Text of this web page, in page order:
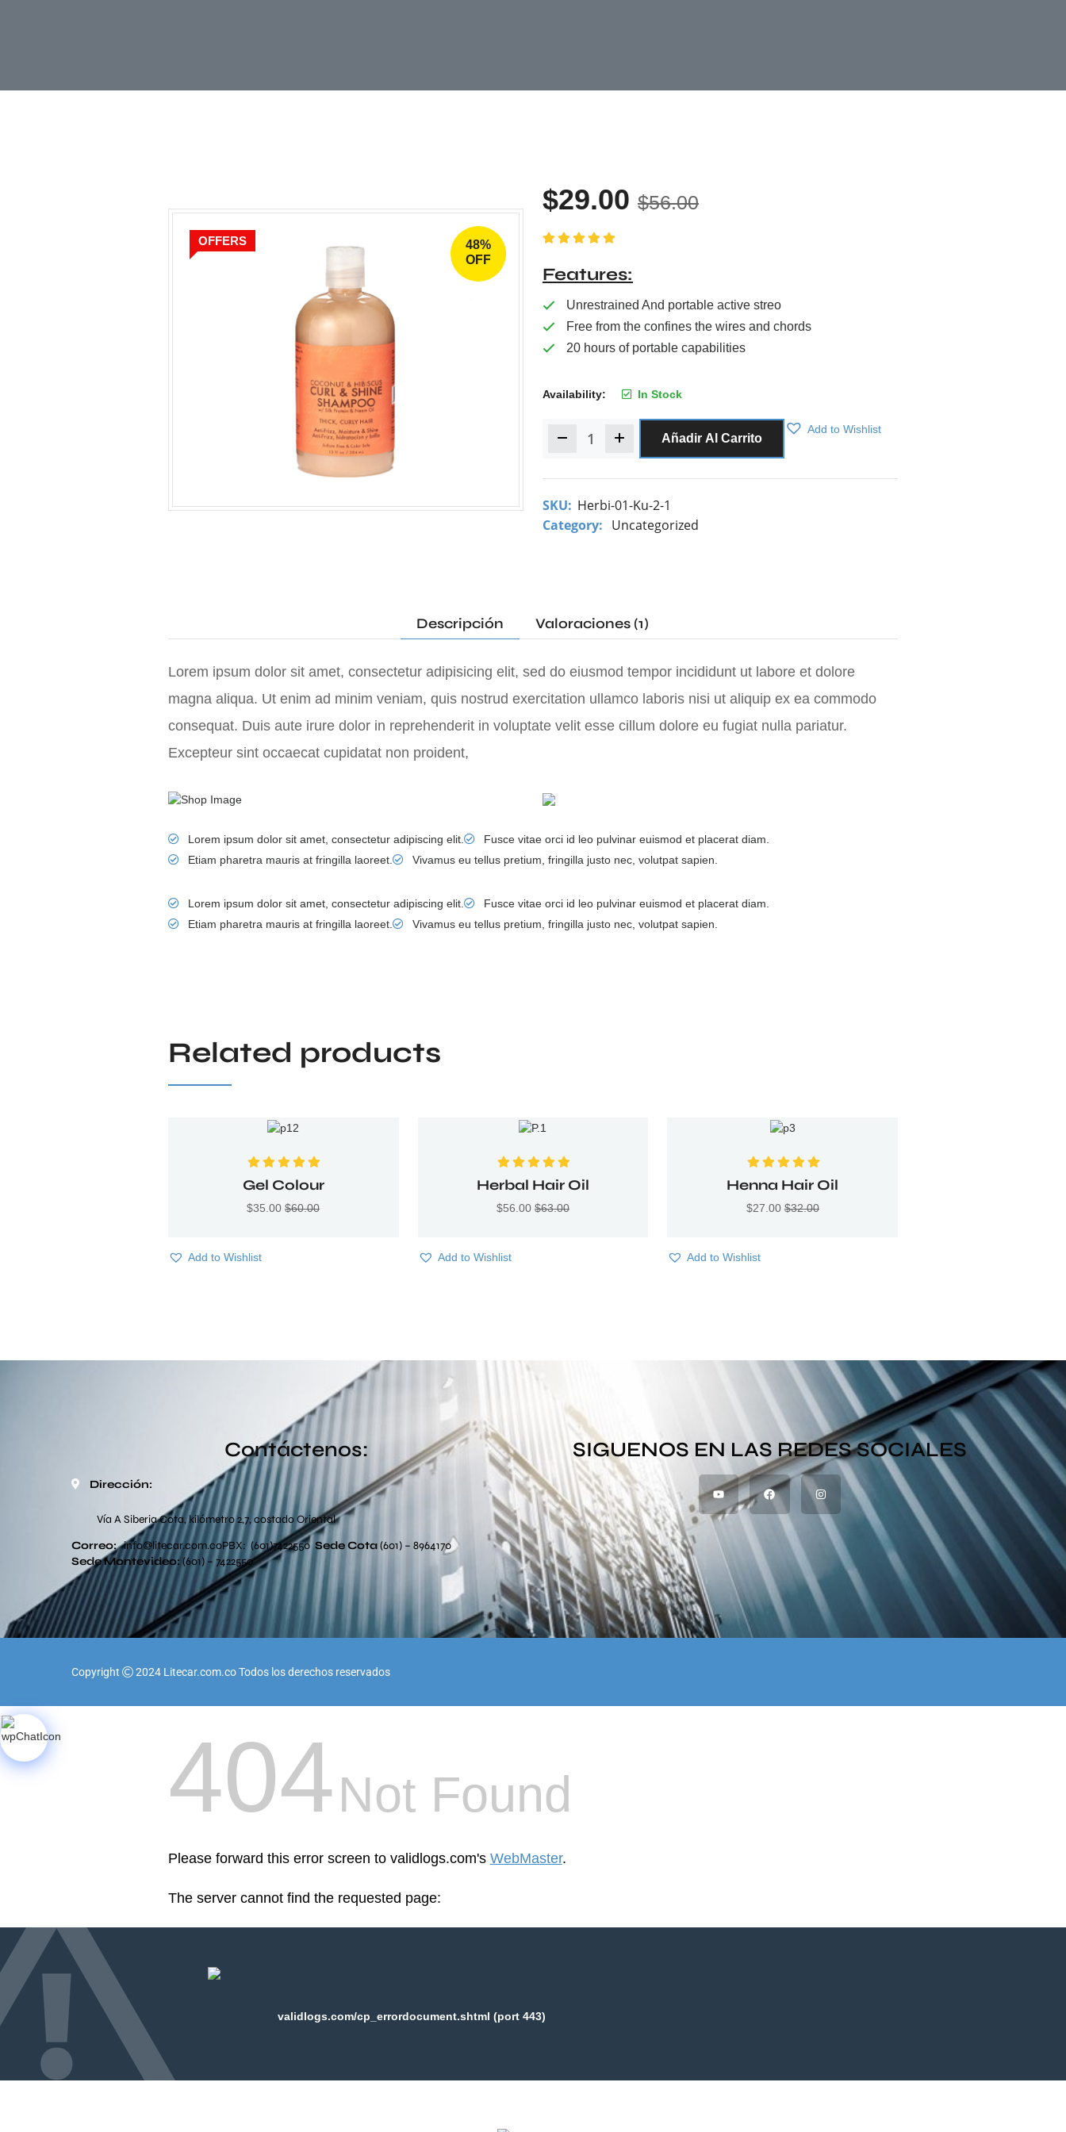
48%
OFF
OFFERS
$29.00 $56.00
5.00
de 5
Features
Unrestrained And portable active streo
Free from the confines the wires and chords
20 hours of portable capabilities
Availability: In Stock
Añadir Al Carrito
Add to Wishlist
SKU: Herbi-01-Ku-2-1
Category: Uncategorized
Descripción Valoraciones (1)
Lorem ipsum dolor sit amet, consectetur adipisicing elit, sed do eiusmod tempor incididunt ut labore et dolore
magna aliqua. Ut enim ad minim veniam, quis nostrud exercitation ullamco laboris nisi ut aliquip ex ea commodo
consequat. Duis aute irure dolor in reprehenderit in voluptate velit esse cillum dolore eu fugiat nulla pariatur.
Excepteur sint occaecat cupidatat non proident,
Lorem ipsum dolor sit amet, consectetur adipiscing elit.
Fusce vitae orci id leo pulvinar euismod et placerat diam.
Etiam pharetra mauris at fringilla laoreet.
Vivamus eu tellus pretium, fringilla justo nec, volutpat sapien.
Lorem ipsum dolor sit amet, consectetur adipiscing elit.
Fusce vitae orci id leo pulvinar euismod et placerat diam.
Etiam pharetra mauris at fringilla laoreet.
Vivamus eu tellus pretium, fringilla justo nec, volutpat sapien.
Related products
Valorado con
5.00de 5
Gel Colour
$35.00 $60.00
Add to Wishlist
Valorado con
5.00de 5
Herbal Hair Oil
$56.00 $63.00
Add to Wishlist
Valorado con
5.00 de 5
Henna Hair Oil
$27.00 $32.00
Add to Wishlist
Contáctenos:
Dirección:
Vía A Siberia Cota, kilómetro 2,7, costado Oriental
Correo:info@litecar.com.coPBX: (601)7422550Sede Cota(601) – 8964170
SedeMontevideo:(601) – 7422550
SIGUENOS EN LAS REDES SOCIALES
Copyright 2024 Litecar.com.co Todos los derechos reservados
404Not Found
Please forward this error screen to validlogs.com's WebMaster.
The server cannot find the requested page:
validlogs.com/cp_errordocument.shtml (port 443)